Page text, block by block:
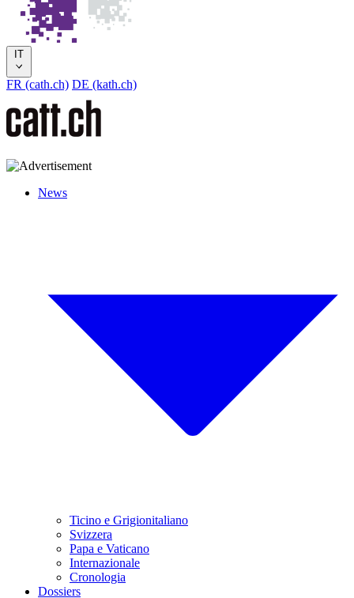
IT
FR (cath.ch) DE (kath.ch)
News
Ticino e Grigionitaliano
Svizzera
Papa e Vaticano
Internazionale
Cronologia
Dossiers